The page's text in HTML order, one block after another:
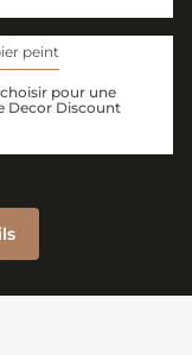
peint
pour une
Decor Discount